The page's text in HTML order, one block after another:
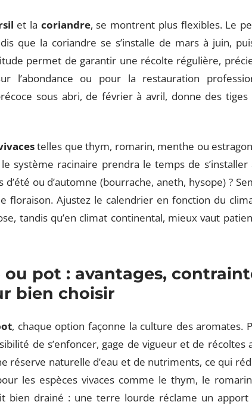
et la coriandre, se montrent plus flexibles. Le
que la coriandre se s’installe de mars à juin,
permet de garantir une récolte régulière,
l’abondance ou pour la restauration
sous abri, de février à avril, donne des tiges
telles que thym, romarin, menthe ou
système racinaire prendra le temps de
ou d’automne (bourrache, aneth, hysope) ?
floraison. Ajustez le calendrier en fonction du
tandis qu’en climat continental, mieux vaut
pot : avantages,
bien choisir
, chaque option façonne la culture des aromates.
de s’enfoncer, gage de vigueur et de récoltes
réserve naturelle d’eau et de nutriments, ce qui
les espèces vivaces comme le thym, le
bien drainé : une terre lourde réclame un apport